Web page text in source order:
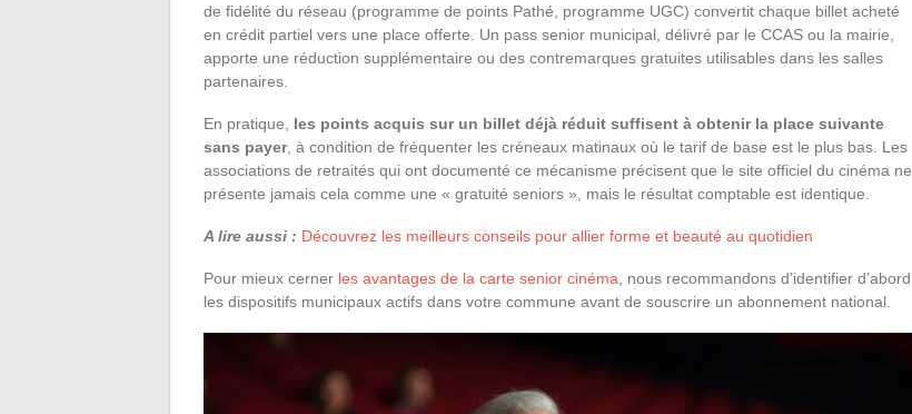
de fidélité du réseau (programme de points Pathé, programme UGC) convertit chaque billet acheté
en crédit partiel vers une place offerte. Un pass senior municipal, délivré par le CCAS ou la mairie,
apporte une réduction supplémentaire ou des contremarques gratuites utilisables dans les salles
partenaires.
En pratique, les points acquis sur un billet déjà réduit suffisent à obtenir la place suivante
sans payer, à condition de fréquenter les créneaux matinaux où le tarif de base est le plus bas. Les
associations de retraités qui ont documenté ce mécanisme précisent que le site officiel du cinéma ne
présente jamais cela comme une « gratuité seniors », mais le résultat comptable est identique.
A lire aussi : Découvrez les meilleurs conseils pour allier forme et beauté au quotidien
Pour mieux cerner les avantages de la carte senior cinéma , nous recommandons d’identifier d’abord
les dispositifs municipaux actifs dans votre commune avant de souscrire un abonnement national.